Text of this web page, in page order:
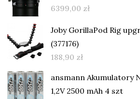
6399,00 zł
Joby GorillaPod Rig
(377176)
188,90 zł
ansmann Akumulatory
1,2V 2500 mAh 4 szt